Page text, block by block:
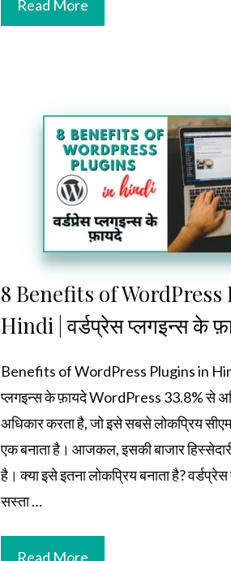
Read More
8 Benefits of
Hindi | वर्डप्रेस प्लगइन्स के
Benefits of WordPress Plugins in
प्लगइन्स के फ़ायदे WordPress 33.8% से
अधिकार करता है, जो इसे सबसे लोकप्रिय
एक बनाता है। आजकल, इसकी बाजार
है। क्या इसे इतना लोकप्रिय बनाता है?
सस्ता …
Read More